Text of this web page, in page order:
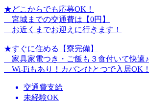
★どこからでも応募OK！
宮城までの交通費は【0円】
お近くまでお迎えに行きます！
★すぐに住める【寮完備】
家具家電つき・ご飯も３食付いて快適♪
Wi-Fiもあり！カバンひとつで入居OK！
交通費支給
未経験OK